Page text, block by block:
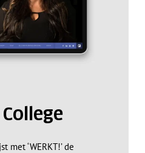
in de
Naar Winkel
met ‘WERKT!’ de